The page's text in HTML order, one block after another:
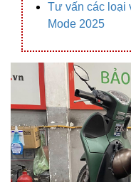
Tư vấn các loại
Mode 2025